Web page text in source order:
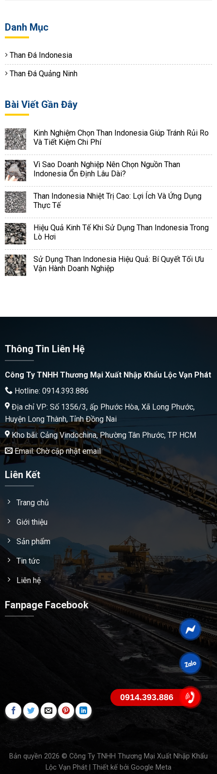
Danh Mục
Than Đá Indonesia
Than Đá Quảng Ninh
Bài Viết Gần Đây
Kinh Nghiệm Chọn Than Indonesia Giúp Tránh Rủi Ro
Và Tiết Kiệm Chi Phí
Vì Sao Doanh Nghiệp Nên Chọn Nguồn Than
Indonesia Ổn Định Lâu Dài?
Than Indonesia Nhiệt Trị Cao: Lợi Ích Và Ứng Dụng
Thực Tế
Hiệu Quả Kinh Tế Khi Sử Dụng Than Indonesia Trong
Lò Hơi
Sử Dụng Than Indonesia Hiệu Quả: Bí Quyết Tối Ưu
Vận Hành Doanh Nghiệp
Thông Tin Liên Hệ
Công Ty TNHH Thương Mại Xuất Nhập Khẩu Lộc Vạn Phát
Hotline: 0914.393.886
Địa chỉ VP: Số 1356/3, ấp Phước Hòa, Xã Long Phước,
Huyện Long Thành, Tỉnh Đồng Nai
Kho bãi: Cảng Vindochina, Phường Tân Phước, TP HCM
Email: Chờ cập nhật email
Liên Kết
Trang chủ
Giới thiệu
Sản phẩm
Tin tức
Liên hệ
Fanpage Facebook
Bản quyền 2026 © Công Ty TNHH Thương Mại Xuất Nhập Khẩu
Lộc Vạn Phát | Thiết kế bởi Google Meta
0914.393.886